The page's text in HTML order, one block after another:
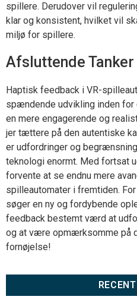
spillere. Derudover vil
klar og konsistent, hvilket vil
miljø for spillere.
Afsluttende Tanker
Haptisk feedback i VR-
spændende udvikling inden
en mere engagerende og
jer tættere på den autentiske
er udfordringer og
teknologi enormt. Med fortsat
forvente at se endnu mere
spilleautomater i fremtiden.
søger en ny og fordybende
feedback bestemt værd at
og at være opmærksomme på
fornøjelse!